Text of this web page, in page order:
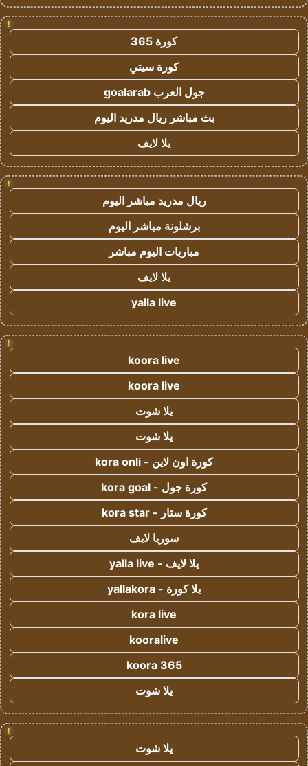
!
كورة 365
كورة سيتي
جول العرب goalarab
بث مباشر ريال مدريد اليوم
يلا لايف
!
ريال مدريد مباشر اليوم
برشلونة مباشر اليوم
مباريات اليوم مباشر
يلا لايف
yalla live
!
koora live
koora live
يلا شوت
يلا شوت
كورة اون لاين - kora onli
كورة جول - kora goal
كورة ستار - kora star
سوريا لايف
يلا لايف - yalla live
يلا كورة - yallakora
kora live
kooralive
koora 365
يلا شوت
!
يلا شوت